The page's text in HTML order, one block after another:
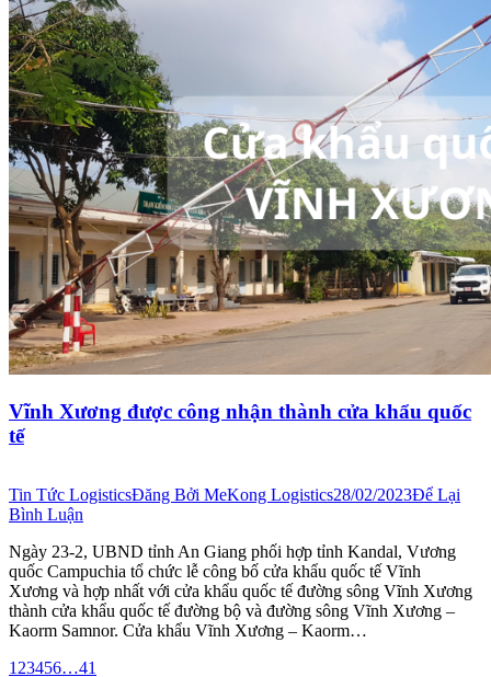
Vĩnh Xương được công nhận thành cửa khẩu quốc
tế
Tin Tức LogisticsĐăng Bởi MeKong Logistics28/02/2023Để Lại
Bình Luận
Ngày 23-2, UBND tỉnh An Giang phối hợp tỉnh Kandal, Vương
quốc Campuchia tổ chức lễ công bố cửa khẩu quốc tế Vĩnh
Xương và hợp nhất với cửa khẩu quốc tế đường sông Vĩnh Xương
thành cửa khẩu quốc tế đường bộ và đường sông Vĩnh Xương –
Kaorm Samnor. Cửa khẩu Vĩnh Xương – Kaorm…
1 23456…41